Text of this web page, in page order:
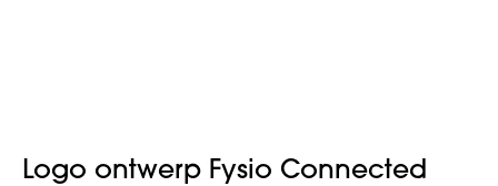
Logo ontwerp Fysio Connected